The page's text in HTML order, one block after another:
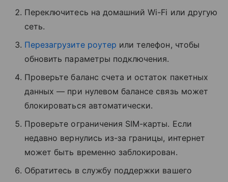
Переключитесь на домашний Wi-Fi или другую
сеть.
Перезагрузите роутер или телефон, чтобы
обновить параметры подключения.
Проверьте баланс счета и остаток пакетных
данных — при нулевом балансе связь может
блокироваться автоматически.
Проверьте ограничения SIM-карты. Если
недавно вернулись из-за границы, интернет
может быть временно заблокирован.
Обратитесь в службу поддержки вашего